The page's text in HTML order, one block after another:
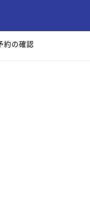
約の確認